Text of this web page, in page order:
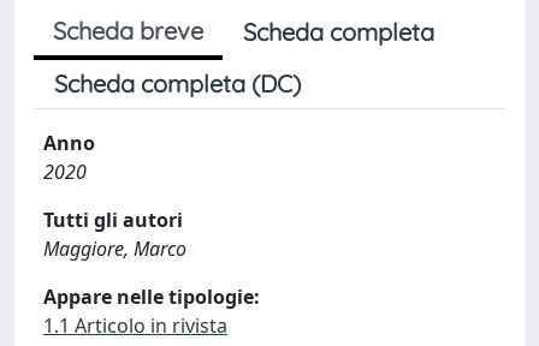
Scheda breve
Scheda completa
Scheda completa (DC)
Anno
2020
Tutti gli autori
Maggiore, Marco
Appare nelle tipologie:
1.1 Articolo in rivista